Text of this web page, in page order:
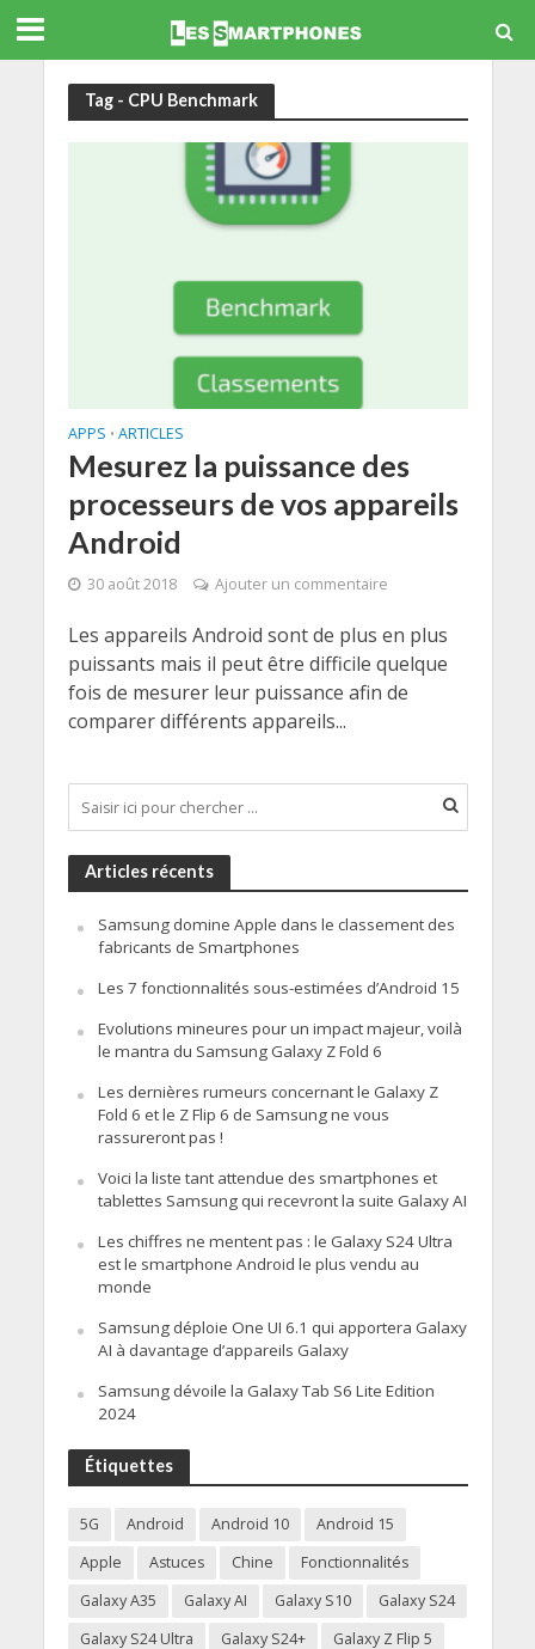
Tag - CPU Benchmark
APPS • ARTICLES
Mesurez la puissance des
processeurs de vos appareils
Android
30 août 2018 Ajouter un commentaire
Les appareils Android sont de plus en plus
puissants mais il peut être difficile quelque
fois de mesurer leur puissance afin de
comparer différents appareils...
Articles récents
Samsung domine Apple dans le classement des
fabricants de Smartphones
Les 7 fonctionnalités sous-estimées d’Android 15
Evolutions mineures pour un impact majeur, voilà
le mantra du Samsung Galaxy Z Fold 6
Les dernières rumeurs concernant le Galaxy Z
Fold 6 et le Z Flip 6 de Samsung ne vous
rassureront pas !
Voici la liste tant attendue des smartphones et
tablettes Samsung qui recevront la suite Galaxy AI
Les chiffres ne mentent pas : le Galaxy S24 Ultra
est le smartphone Android le plus vendu au
monde
Samsung déploie One UI 6.1 qui apportera Galaxy
AI à davantage d’appareils Galaxy
Samsung dévoile la Galaxy Tab S6 Lite Edition
2024
Étiquettes
5G Android Android 10
Android 15
Apple
Astuces Chine
Fonctionnalités
Galaxy A35
Galaxy AI Galaxy S10
Galaxy S24
Galaxy S24 Ultra
Galaxy S24+
Galaxy Z Flip 5